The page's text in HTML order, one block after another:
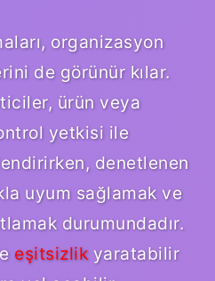
organizasyon
de görünür kılar.
ürün veya
yetkisi ile
denetlenen
uyum sağlamak ve
durumundadır.
eşitsizlik yaratabilir